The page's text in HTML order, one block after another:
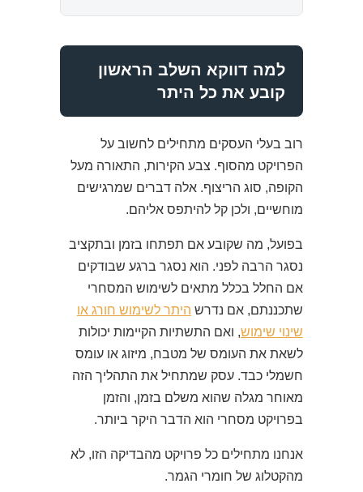
למה דווקא השלב הראשון
קובע את כל היתר
רוב בעלי העסקים מתחילים לחשוב על
הפרויקט מהסוף. צבע הקירות, התאורה מעל
הקופה, סוג הריצוף. אלה דברים שמרגישים
מוחשיים, ולכן קל להיתפס אליהם.
בפועל, מה שקובע אם תפתחו בזמן ובתקציב
נסגר הרבה לפני. הוא נסגר ברגע שבודקים
אם החלל בכלל מתאים לשימוש המסחרי
שתכננתם, אם נדרש היתר לשימוש חורג או
שינוי שימוש, ואם התשתיות הקיימות יכולות
לשאת את העומס של מטבח, מיזוג או עומס
חשמלי כבד. עסק שמתחיל את התהליך הזה
מאוחר מגלה שהוא משלם בזמן, והזמן
בפרויקט מסחרי הוא הדבר היקר ביותר.
אנחנו מתחילים כל פרויקט מהבדיקה הזו, לא
מהקטלוג של חומרי הגמר.